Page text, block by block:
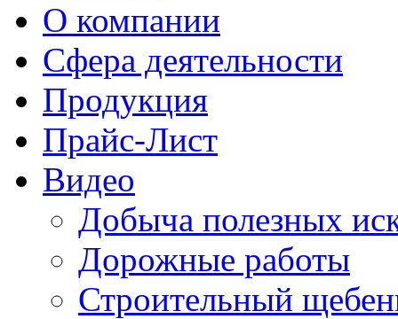
О компании
Сфера деятельности
Продукция
Прайс-Лист
Видео
Добыча полезных
Дорожные работы
Строительный